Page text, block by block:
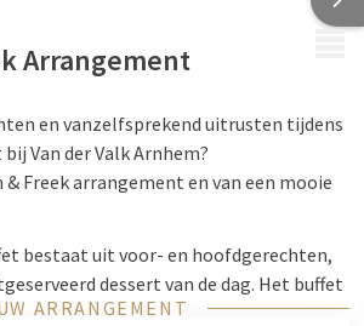
Arrangement
en vanzelfsprekend uitrusten tijdens
Van der Valk Arnhem?
& Freek arrangement en van een mooie
bestaat uit voor- en hoofdgerechten,
dessert van de dag. Het buffet
uur, zodat u direct door kunt naar het
ARRANGEMENT